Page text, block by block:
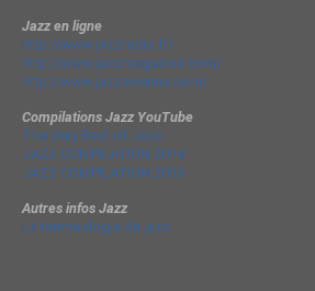
Jazz en ligne
http://www.jazzradio.fr/
http://www.jazzmagazine.com/
http://www.jazzavienne.com/
Compilations Jazz YouTube
The Very Best of Jazz
JAZZ COMPILATION 2014
JAZZ COMPILATION 2013
Autres infos Jazz
La terminologie du jazz